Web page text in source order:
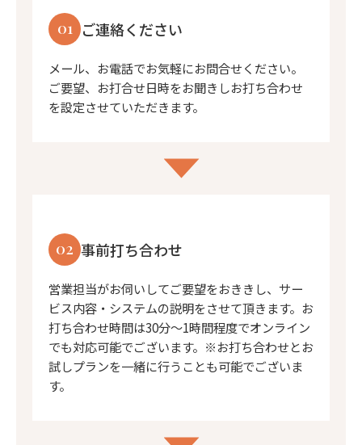
01 ご連絡ください
メール、お電話でお気軽にお問合せください。
ご要望、お打合せ日時をお聞きしお打ち合わせ
を設定させていただきます。
02 事前打ち合わせ
営業担当がお伺いしてご要望をおききし、サー
ビス内容・システムの説明をさせて頂きます。お
打ち合わせ時間は30分〜1時間程度でオンライン
でも対応可能でございます。※お打ち合わせとお
試しプランを一緒に行うことも可能でございま
す。